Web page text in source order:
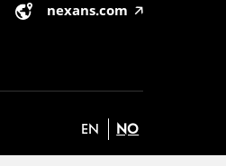
nexans.com 🡥
EN NO